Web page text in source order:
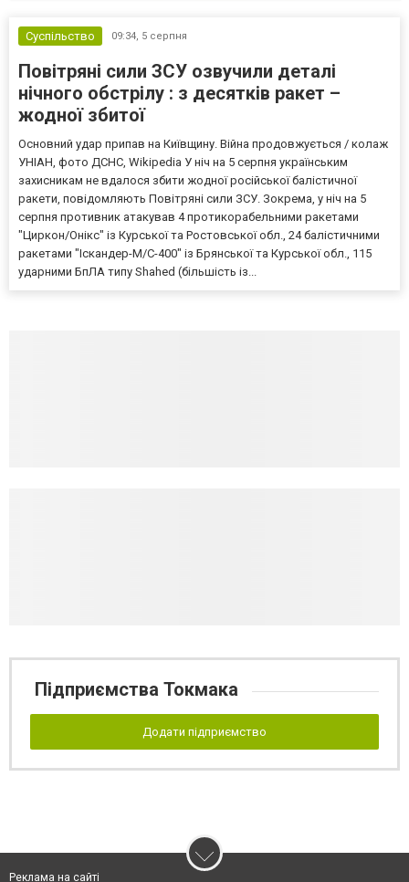
Суспільство 09:34, 5 серпня
Повітряні сили ЗСУ озвучили деталі
нічного обстрілу : з десятків ракет –
жодної збитої
Основний удар припав на Київщину. Війна продовжується / колаж
УНІАН, фото ДСНС, Wikipedia У ніч на 5 серпня українським
захисникам не вдалося збити жодної російської балістичної
ракети, повідомляють Повітряні сили ЗСУ. Зокрема, у ніч на 5
серпня противник атакував 4 протикорабельними ракетами
"Циркон/Онікс" із Курської та Ростовської обл., 24 балістичними
ракетами "Іскандер-М/С-400" із Брянської та Курської обл., 115
ударними БпЛА типу Shahed (більшість із...
Підприємства Токмака
Додати підприємство
Реклама на сайті